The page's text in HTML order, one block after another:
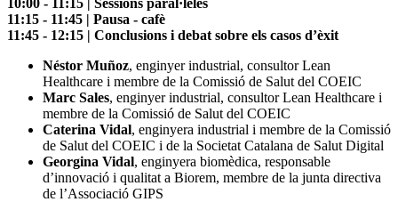
11:15 - 11:45 | Pausa - cafè
11:45 - 12:15 | Conclusions i debat sobre els casos d’èxit
Néstor Muñoz, enginyer industrial, consultor Lean
Healthcare i membre de la Comissió de Salut del COEIC
Marc Sales, enginyer industrial, consultor Lean Healthcare i
membre de la Comissió de Salut del COEIC
Caterina Vidal, enginyera industrial i membre de la Comissió
de Salut del COEIC i de la Societat Catalana de Salut Digital
Georgina Vidal, enginyera biomèdica, responsable
d’innovació i qualitat a Biorem, membre de la junta directiva
de l’Associació GIPS